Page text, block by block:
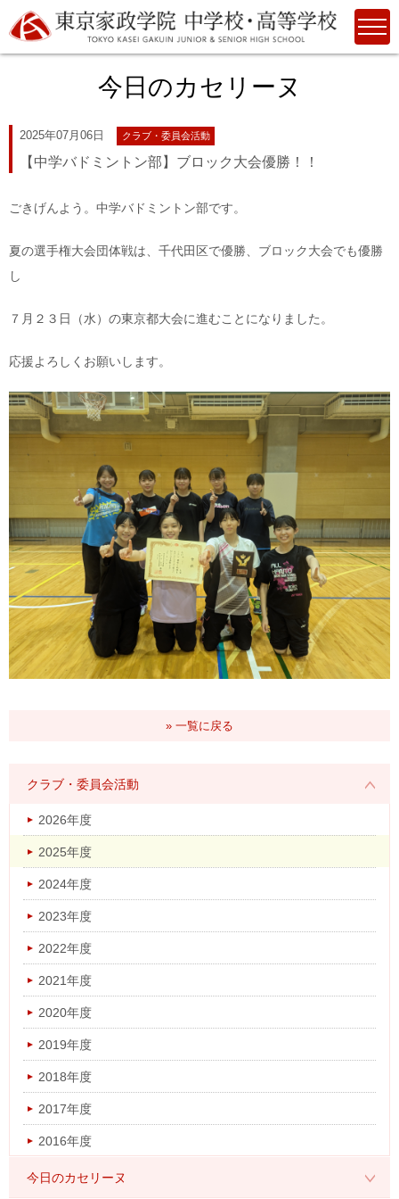
今日のカセリーヌ
2025年07月06日 クラブ・委員会活動
【中学バドミントン部】ブロック大会優勝！！
ごきげんよう。中学バドミントン部です。
夏の選手権大会団体戦は、千代田区で優勝、ブロック大会でも優勝
し
７月２３日（水）の東京都大会に進むことになりました。
応援よろしくお願いします。
» 一覧に戻る
クラブ・委員会活動
2026年度
2025年度
2024年度
2023年度
2022年度
2021年度
2020年度
2019年度
2018年度
2017年度
2016年度
今日のカセリーヌ